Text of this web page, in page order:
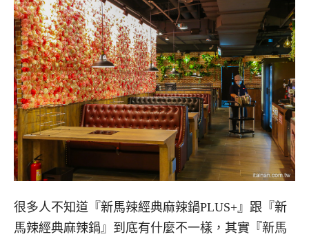
很多人不知道『新馬辣經典麻辣鍋PLUS+』跟『新
馬辣經典麻辣鍋』到底有什麼不一樣，其實『新馬